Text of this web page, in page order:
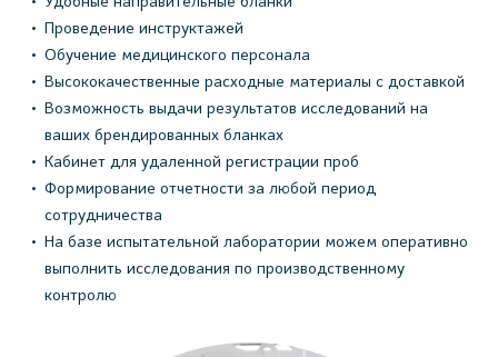
Проведение инструктажей
Обучение медицинского персонала
Высококачественные расходные материалы с доставкой
Возможность выдачи результатов исследований на
ваших брендированных бланках
Кабинет для удаленной регистрации проб
Формирование отчетности за любой период
сотрудничества
На базе испытательной лаборатории можем оперативно
выполнить исследования по производственному
контролю